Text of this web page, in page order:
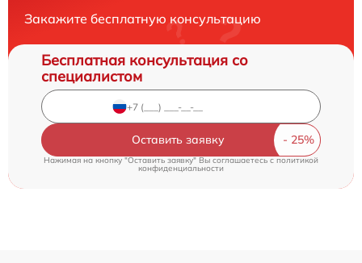
Закажите бесплатную консультацию
Бесплатная консультация со
специалистом
Оставить заявку
Нажимая на кнопку "Оставить заявку" Вы соглашаетесь c политикой
конфиденциальности